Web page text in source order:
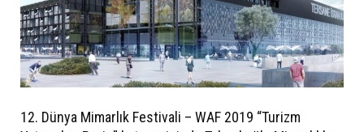
12. Dünya Mimarlık Festivali – WAF 2019 “Turizm